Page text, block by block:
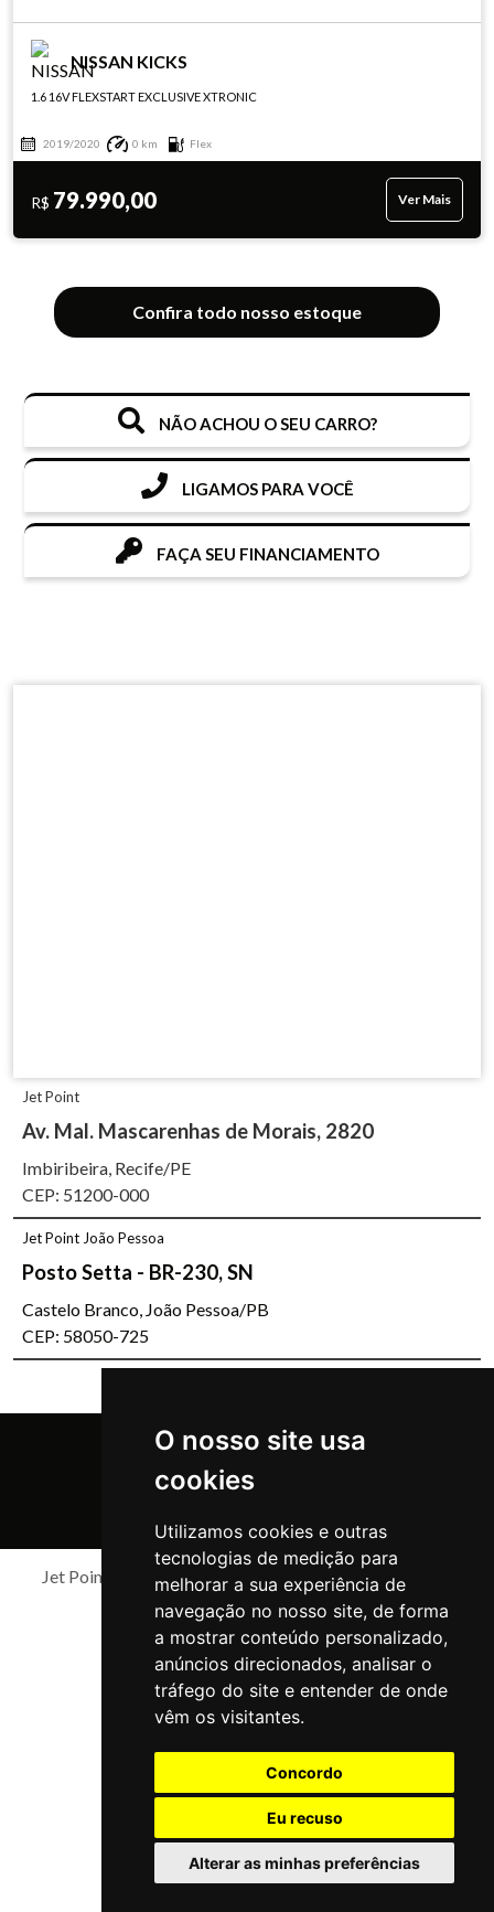
O nosso site usa
cookies
Utilizamos cookies e outras
tecnologias de medição para
melhorar a sua experiência de
navegação no nosso site, de forma
a mostrar conteúdo personalizado,
anúncios direcionados, analisar o
tráfego do site e entender de onde
vêm os visitantes.
Concordo
Eu recuso
Alterar as minhas preferências
NISSAN KICKS
1.6 16V FLEXSTART EXCLUSIVE XTRONIC
2019/2020 0 km Flex
R$ 79.990,00 Ver Mais
Confira todo nosso estoque
NÃO ACHOU O SEU CARRO?
LIGAMOS PARA VOCÊ
FAÇA SEU FINANCIAMENTO
Jet Point
Av. Mal. Mascarenhas de Morais, 2820
Imbiribeira, Recife/PE
CEP: 51200-000
Jet Point João Pessoa
Posto Setta - BR-230, SN
Castelo Branco, João Pessoa/PB
CEP: 58050-725
Jet Point Copyright 2026 Todos os direitos reservados